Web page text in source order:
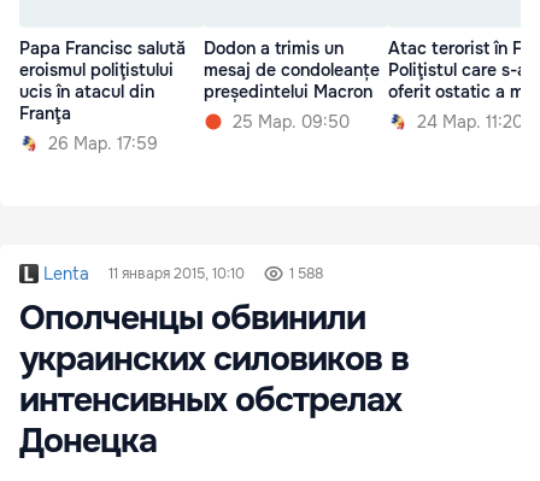
Papa Francisc salută
eroismul poliţistului
ucis în atacul din
Franţa
26 Мар. 17:59
Dodon a trimis un
mesaj de condoleanțe
președintelui Macron
25 Мар. 09:50
Atac terorist în
Poliţistul care s-a
oferit ostatic a
24 Мар. 11:20
Lenta 11 января 2015, 10:10 1 588
Ополченцы обвинили
украинских силовиков в
интенсивных обстрелах
Донецка